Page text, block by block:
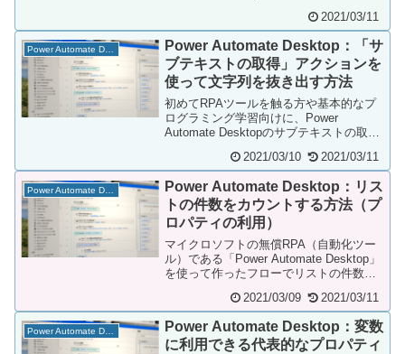
2021/03/11
Power Automate Desktop
Power Automate Desktop：「サ
ブテキストの取得」アクションを
使って文字列を抜き出す方法
初めてRPAツールを触る方や基本的なプ
ログラミング学習向けに、Power
Automate Desktopのサブテキストの取得
2021/03/10 2021/03/11
Power Automate Desktop
Power Automate Desktop：リス
トの件数をカウントする方法（プ
ロパティの利用）
マイクロソフトの無償RPA（自動化ツー
ル）である「Power Automate Desktop」
を使って作ったフローでリストの件数を
2021/03/09 2021/03/11
Power Automate Desktop
Power Automate Desktop：変数
に利用できる代表的なプロパティ